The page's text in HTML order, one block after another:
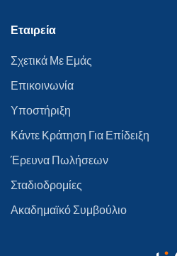
Εταιρεία
Σχετικά Με Εμάς
Επικοινωνία
Υποστήριξη
Κάντε Κράτηση Για Επίδειξη
Έρευνα Πωλήσεων
Σταδιοδρομίες
Ακαδημαϊκό Συμβούλιο